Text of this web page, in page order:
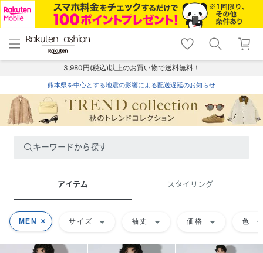
menu home
トップ
shopping_cart lock_outline
ログイン
3,980円(税込)以上のお買い物で送料無料！
熊本県を中心とする地震の影響による配送遅延のお知らせ
キーワードから探す
アイテム スタイリング
MEN サイズ arrow_drop_down 袖丈 arrow_drop_down 価格 arrow_drop_down 色